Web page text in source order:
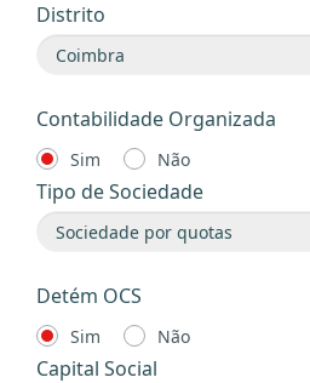
Distrito
Contabilidade Organizada
Sim Não
Tipo de Sociedade
Detém OCS
Sim Não
Capital Social